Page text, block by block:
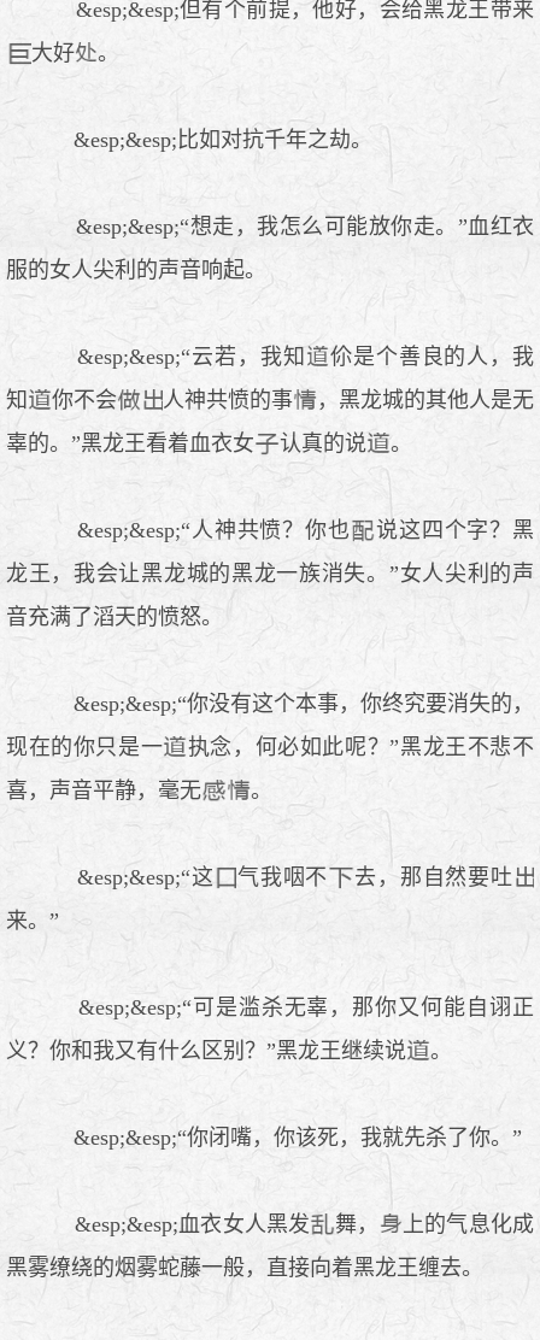
&esp;&esp;但有个前提，他好，会给黑龙王带来
大好
。
&esp;&esp;比如对抗千年之劫。
&esp;&esp;“想走，我怎么可能放你走。”血红衣
服的女人尖利的声音响起。
&esp;&esp;“云若，我知
伱是个善良的人，我
知
你不会 人神共愤的事
，黑龙城的其他人是无
辜的。”黑龙王看着血衣女
认真的说 。
&esp;&esp;“人神共愤？你也
说这四个字？黑
龙王，我会让黑龙城的黑龙一族消失。”女人尖利的声
音充满了滔天的愤怒。
&esp;&esp;“你没有这个本事，你终究要消失的，
现在的你只是一
执念，何必如此呢？”黑龙王不悲不
喜，声音平静，毫无
。
&esp;&esp;“这 气我咽不
去，那自然要吐
来。”
&esp;&esp;“可是滥杀无辜，那你又何能自诩正
义？你和我又有什么区别？”黑龙王继续说
。
&esp;&esp;“你闭嘴，你该死，我就先杀了你。”
&esp;&esp;血衣女人黑发 舞，
上的气息化成
黑雾缭绕的烟雾蛇藤一般，直接向着黑龙王缠去。